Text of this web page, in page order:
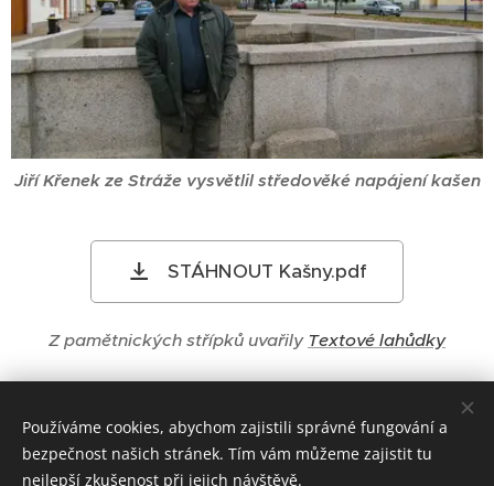
Jiří Křenek ze Stráže vysvětlil středověké napájení kašen
STÁHNOUT Kašny.pdf
Z pamětnických střípků uvařily Textové lahůdky
Share
Používáme cookies, abychom zajistili správné fungování a
bezpečnost našich stránek. Tím vám můžeme zajistit tu
nejlepší zkušenost při jejich návštěvě.